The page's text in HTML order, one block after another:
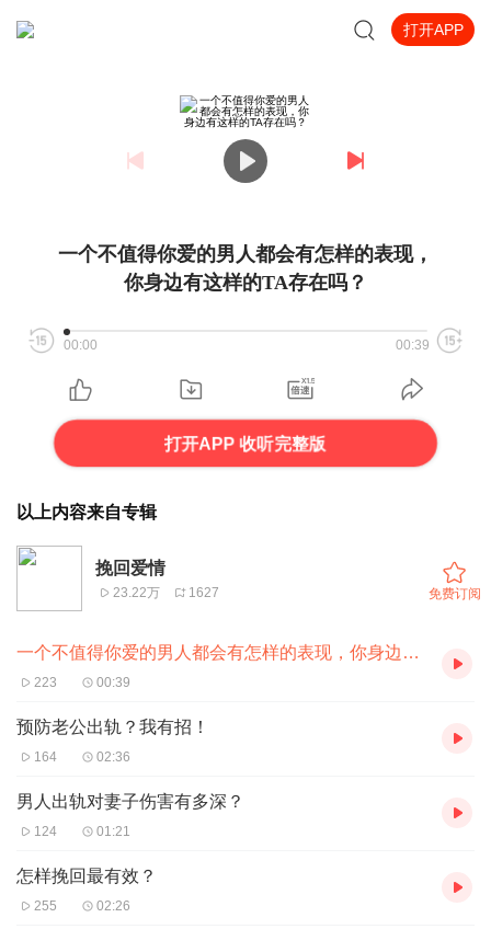
打开APP
一个不值得你爱的男人都会有怎样的表现，
你身边有这样的TA存在吗？
00:00 00:39
打开APP 收听完整版
以上内容来自专辑
挽回爱情
23.22万 1627 免费订阅
一个不值得你爱的男人都会有怎样的表现，你身边有这样的TA存在吗？
223 00:39
预防老公出轨？我有招！
164 02:36
男人出轨对妻子伤害有多深？
124 01:21
怎样挽回最有效？
255 02:26